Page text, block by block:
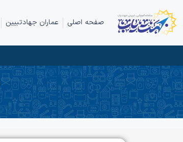
صفحه اصلی عماران جهادتبیین